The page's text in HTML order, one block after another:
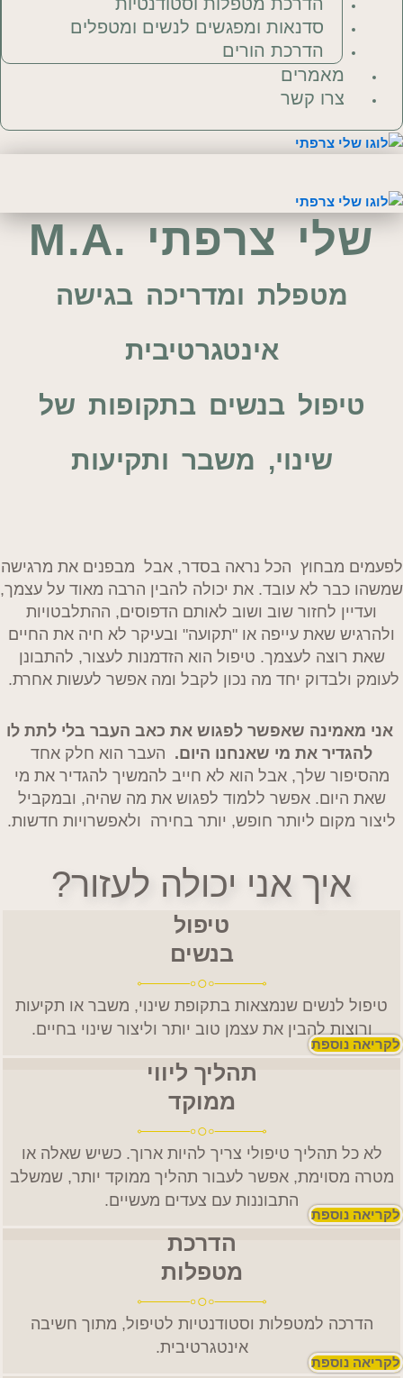
סדנאות ומפגשים לנשים ומטפלים
הדרכת הורים
מאמרים
צרו קשר
שלי צרפתי .M.A
מטפלת ומדריכה בגישה
אינטגרטיבית
טיפול בנשים בתקופות של
שינוי, משבר ותקיעות
לפעמים מבחוץ הכל נראה בסדר, אבל מבפנים את מרגישה
שמשהו כבר לא עובד. את יכולה להבין הרבה מאוד על עצמך,
ועדיין לחזור שוב ושוב לאותם הדפוסים, ההתלבטויות
ולהרגיש שאת עייפה או "תקועה" ובעיקר לא חיה את החיים
שאת רוצה לעצמך. טיפול הוא הזדמנות לעצור, להתבונן
לעומק ולבדוק יחד מה נכון לקבל ומה אפשר לעשות אחרת.
אני מאמינה שאפשר לפגוש את כאב העבר בלי לתת לו
להגדיר את מי שאנחנו היום. העבר הוא חלק אחד
מהסיפור שלך, אבל הוא לא חייב להמשיך להגדיר את מי
שאת היום. אפשר ללמוד לפגוש את מה שהיה, ובמקביל
ליצור מקום ליותר חופש, יותר בחירה ולאפשרויות חדשות.
איך אני יכולה לעזור?
טיפול
בנשים
טיפול לנשים שנמצאות בתקופת שינוי, משבר או תקיעות
ורוצות להבין את עצמן טוב יותר וליצור שינוי בחיים.
לקריאה נוספת
תהליך ליווי
ממוקד
לא כל תהליך טיפולי צריך להיות ארוך. כשיש שאלה או
מטרה מסוימת, אפשר לעבור תהליך ממוקד יותר, שמשלב
התבוננות עם צעדים מעשיים.
לקריאה נוספת
הדרכת
מטפלות
הדרכה למטפלות וסטודנטיות לטיפול, מתוך חשיבה
אינטגרטיבית.
לקריאה נוספת